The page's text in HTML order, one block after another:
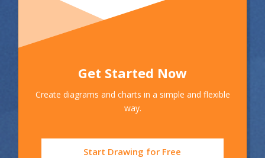
Get Started Now
Create diagrams and charts in a simple and flexible
way.
Start Drawing for Free